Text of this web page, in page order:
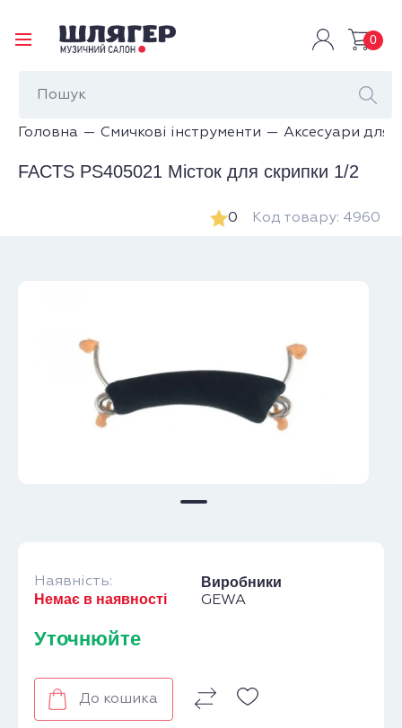
0
Головна Смичкові інструменти Аксесуари для
FACTS PS405021 Місток для скрипки 1/2
0 Код товару: 4960
Наявність:
Немає в наявності
Виробники
GEWA
Уточнюйте
До кошика